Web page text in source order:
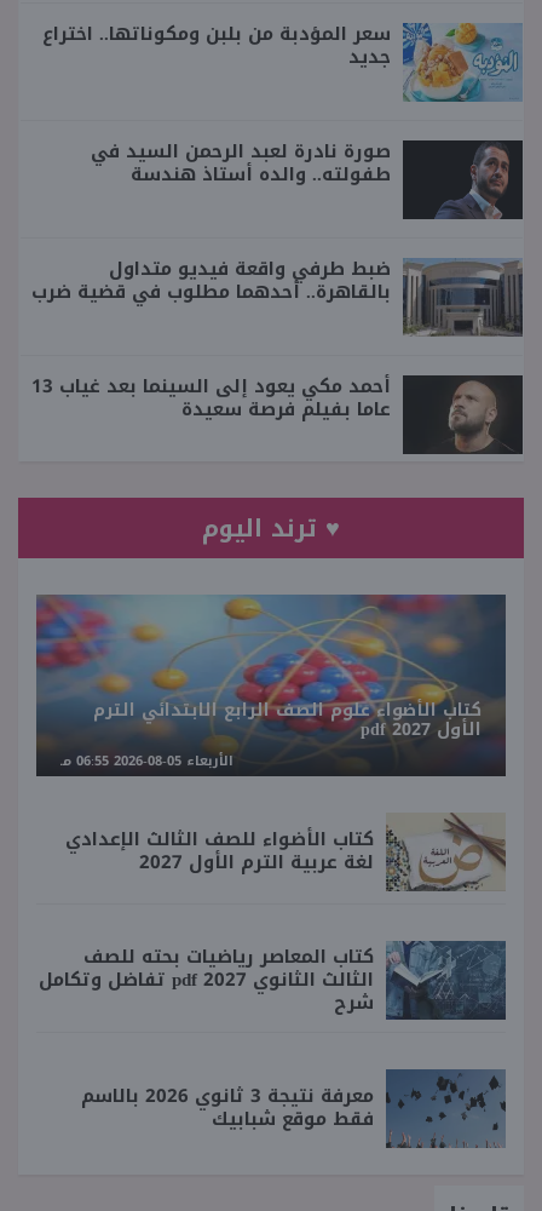
سعر المؤدبة من بلبن ومكوناتها.. اختراع
جديد
صورة نادرة لعبد الرحمن السيد في
طفولته.. والده أستاذ هندسة
ضبط طرفي واقعة فيديو متداول
بالقاهرة.. أحدهما مطلوب في قضية ضرب
أحمد مكي يعود إلى السينما بعد غياب 13
عاما بفيلم فرصة سعيدة
♥ ترند اليوم
كتاب الأضواء علوم الصف الرابع الابتدائي الترم
الأول 2027 pdf
الأربعاء 05-08-2026 06:55 مـ
كتاب الأضواء للصف الثالث الإعدادي
لغة عربية الترم الأول 2027
كتاب المعاصر رياضيات بحته للصف
الثالث الثانوي 2027 pdf تفاضل وتكامل
شرح
معرفة نتيجة 3 ثانوي 2026 بالاسم
فقط موقع شبابيك